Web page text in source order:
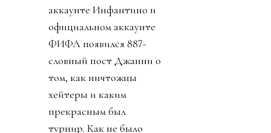
аккаунте Инфантино и
официальном аккаунте
ФИФА появился 887-
словный пост Джанни о
том, как ничтожны
хейтеры и каким
прекрасным был
турнир. Как не было